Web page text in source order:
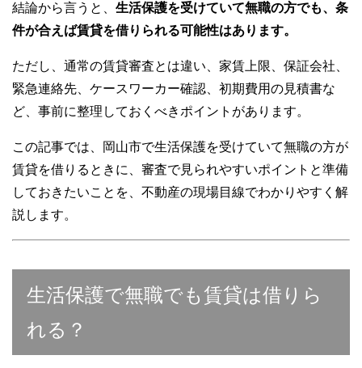
結論から言うと、 生活保護を受けていて無職の方でも、条
件が合えば賃貸を借りられる可能性はあります。
ただし、通常の賃貸審査とは違い、家賃上限、保証会社、
緊急連絡先、ケースワーカー確認、初期費用の見積書な
ど、事前に整理しておくべきポイントがあります。
この記事では、岡山市で生活保護を受けていて無職の方が
賃貸を借りるときに、審査で見られやすいポイントと準備
しておきたいことを、不動産の現場目線でわかりやすく解
説します。
生活保護で無職でも賃貸は借りら
れる？